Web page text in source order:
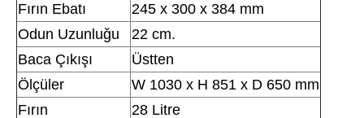
Fırın Ebatı
245 x 300 x 384 mm
Odun Uzunluğu
22 cm.
Baca Çıkışı
Üstten
Ölçüler
W 1030 x H 851 x D 650 mm
Fırın
28 Litre